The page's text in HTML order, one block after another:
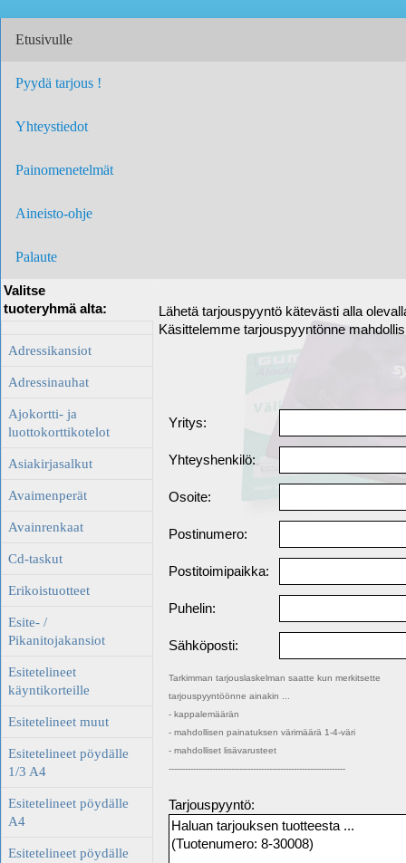
Etusivulle
Pyydä tarjous !
Yhteystiedot
Painomenetelmät
Aineisto-ohje
Palaute
Valitse
tuoteryhmä alta:
Adressikansiot
Adressinauhat
Ajokortti- ja
luottokorttikotelot
Asiakirjasalkut
Avaimenperät
Avainrenkaat
Cd-taskut
Erikoistuotteet
Esite- /
Pikanitojakansiot
Esitetelineet
käyntikorteille
Esitetelineet muut
Esitetelineet pöydälle
1/3 A4
Esitetelineet pöydälle
A4
Esitetelineet pöydälle
Lähetä tarjouspyyntö kätevästi alla
Käsittelemme tarjouspyyntönne
Yritys:
Yhteyshenkilö:
Osoite:
Postinumero:
Postitoimipaikka:
Puhelin:
Sähköposti:
Tarkimman tarjouslaskelman saatte kun merkitsette
tarjouspyyntöönne ainakin ...
- kappalemäärän
- mahdollisen painatuksen värimäärä 1-4-väri
- mahdolliset lisävarusteet
-----------------------------------------------------------------
Tarjouspyyntö: